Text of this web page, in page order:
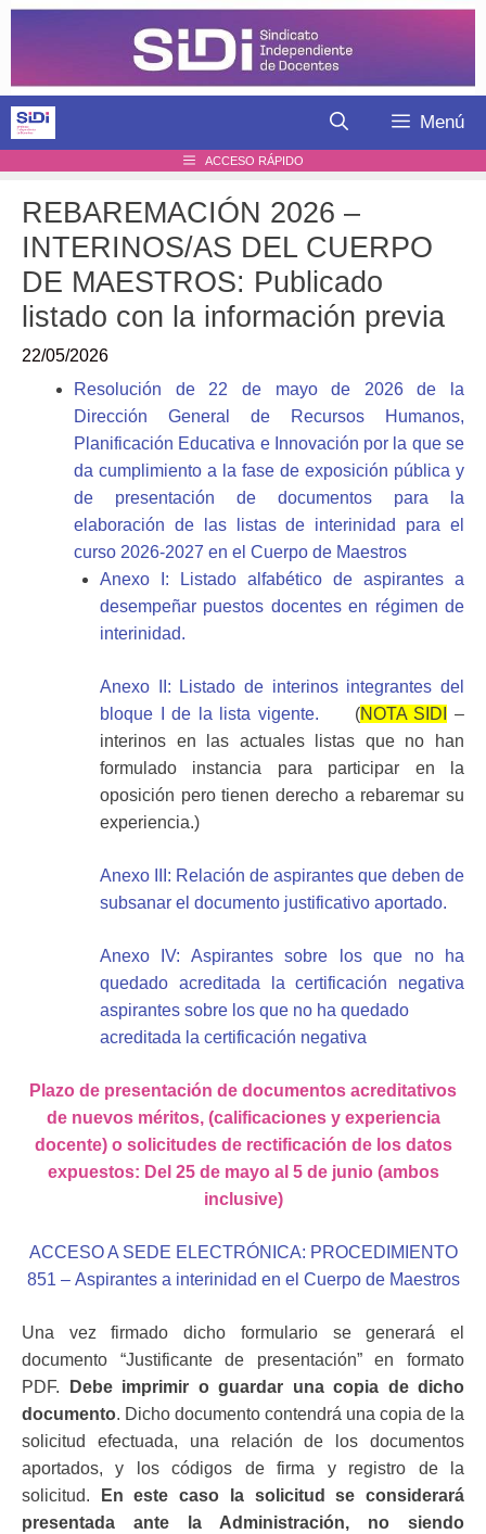
Saltar
Menú
ACCESO RÁPIDO
REBAREMACIÓN 2026 –
INTERINOS/AS DEL CUERPO
DE MAESTROS: Publicado
listado con la información previa
22/05/2026
Resolución de 22 de mayo de 2026 de la
Dirección General de Recursos Humanos,
Planificación Educativa e Innovación por la que se
da cumplimiento a la fase de exposición pública y
de presentación de documentos para la
elaboración de las listas de interinidad para el
curso 2026-2027 en el Cuerpo de Maestros
Anexo I: Listado alfabético de aspirantes a
desempeñar puestos docentes en régimen de
interinidad.
Anexo II: Listado de interinos integrantes del
bloque I de la lista vigente.
(NOTA SIDI
–
interinos en las actuales listas que no han
formulado instancia para participar en la
oposición pero tienen derecho a rebaremar su
experiencia.)
Anexo III: Relación de aspirantes que deben de
subsanar el documento justificativo aportado.
Anexo IV: Aspirantes sobre los que no ha
quedado acreditada la certificación negativa
aspirantes sobre los que no ha quedado
acreditada la certificación negativa
Plazo de presentación de documentos acreditativos
de nuevos méritos, (calificaciones y experiencia
docente) o solicitudes de rectificación de los datos
expuestos: Del 25 de mayo al 5 de junio (ambos
inclusive)
ACCESO A SEDE ELECTRÓNICA: PROCEDIMIENTO
851 – Aspirantes a interinidad en el Cuerpo de Maestros
Una vez firmado dicho formulario se generará el
documento “Justificante de presentación” en formato
PDF.
Debe imprimir o guardar una copia de dicho
documento. Dicho documento contendrá una copia de la
solicitud efectuada, una relación de los documentos
aportados, y los códigos de firma y registro de la
solicitud.
En este caso la solicitudse considerará
presentada ante la Administración, no siendo